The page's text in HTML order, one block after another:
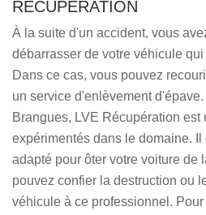
RÉCUPÉRATION
À la suite d'un accident, vous
débarrasser de votre véhicule
Dans ce cas, vous pouvez
un service d'enlèvement
Brangues, LVE Récupération est
expérimentés dans le domaine.
adapté pour ôter votre voiture de
pouvez confier la destruction ou
véhicule à ce professionnel.